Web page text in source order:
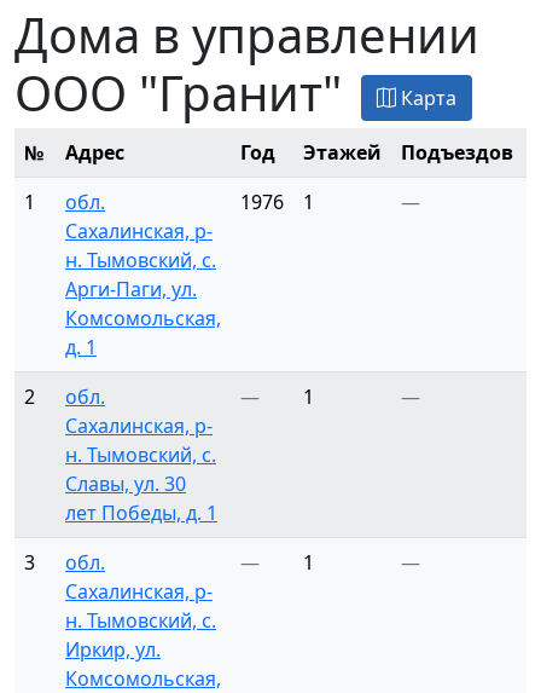
Дома в управлении
ООО "Гранит"
Карта
№ Адрес Год Этажей Подъездов
1
обл.
Сахалинская, р-
н. Тымовский, с.
Арги-Паги, ул.
Комсомольская,
д. 1
1976 1 —
2
обл.
Сахалинская, р-
н. Тымовский, с.
Славы, ул. 30
лет Победы, д. 1
— 1 —
3
обл.
Сахалинская, р-
н. Тымовский, с.
Иркир, ул.
Комсомольская,
— 1 —